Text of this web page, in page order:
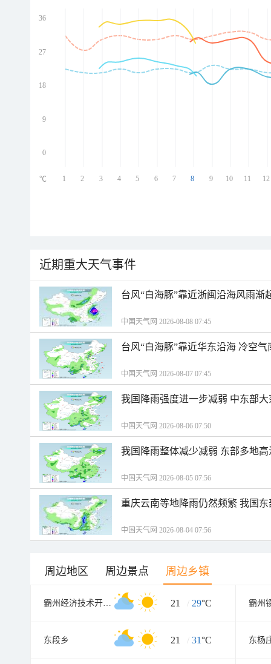
36
27
18
9
0
1 2 3 4 5 6 7 8 9 10 11 12
℃
近期重大天气事件
台风“白海豚”靠近浙闽沿海风雨渐
中国天气网 2026-08-08 07:45
台风“白海豚”靠近华东沿海 冷空
中国天气网 2026-08-07 07:45
我国降雨强度进一步减弱 中东部
中国天气网 2026-08-06 07:50
我国降雨整体减少减弱 东部多地
中国天气网 2026-08-05 07:56
重庆云南等地降雨仍然频繁 我国
中国天气网 2026-08-04 07:56
周边地区 周边景点 周边乡镇
霸州经济技术开发区 21 / 29°C 霸州
东段乡 21 / 31°C 东杨